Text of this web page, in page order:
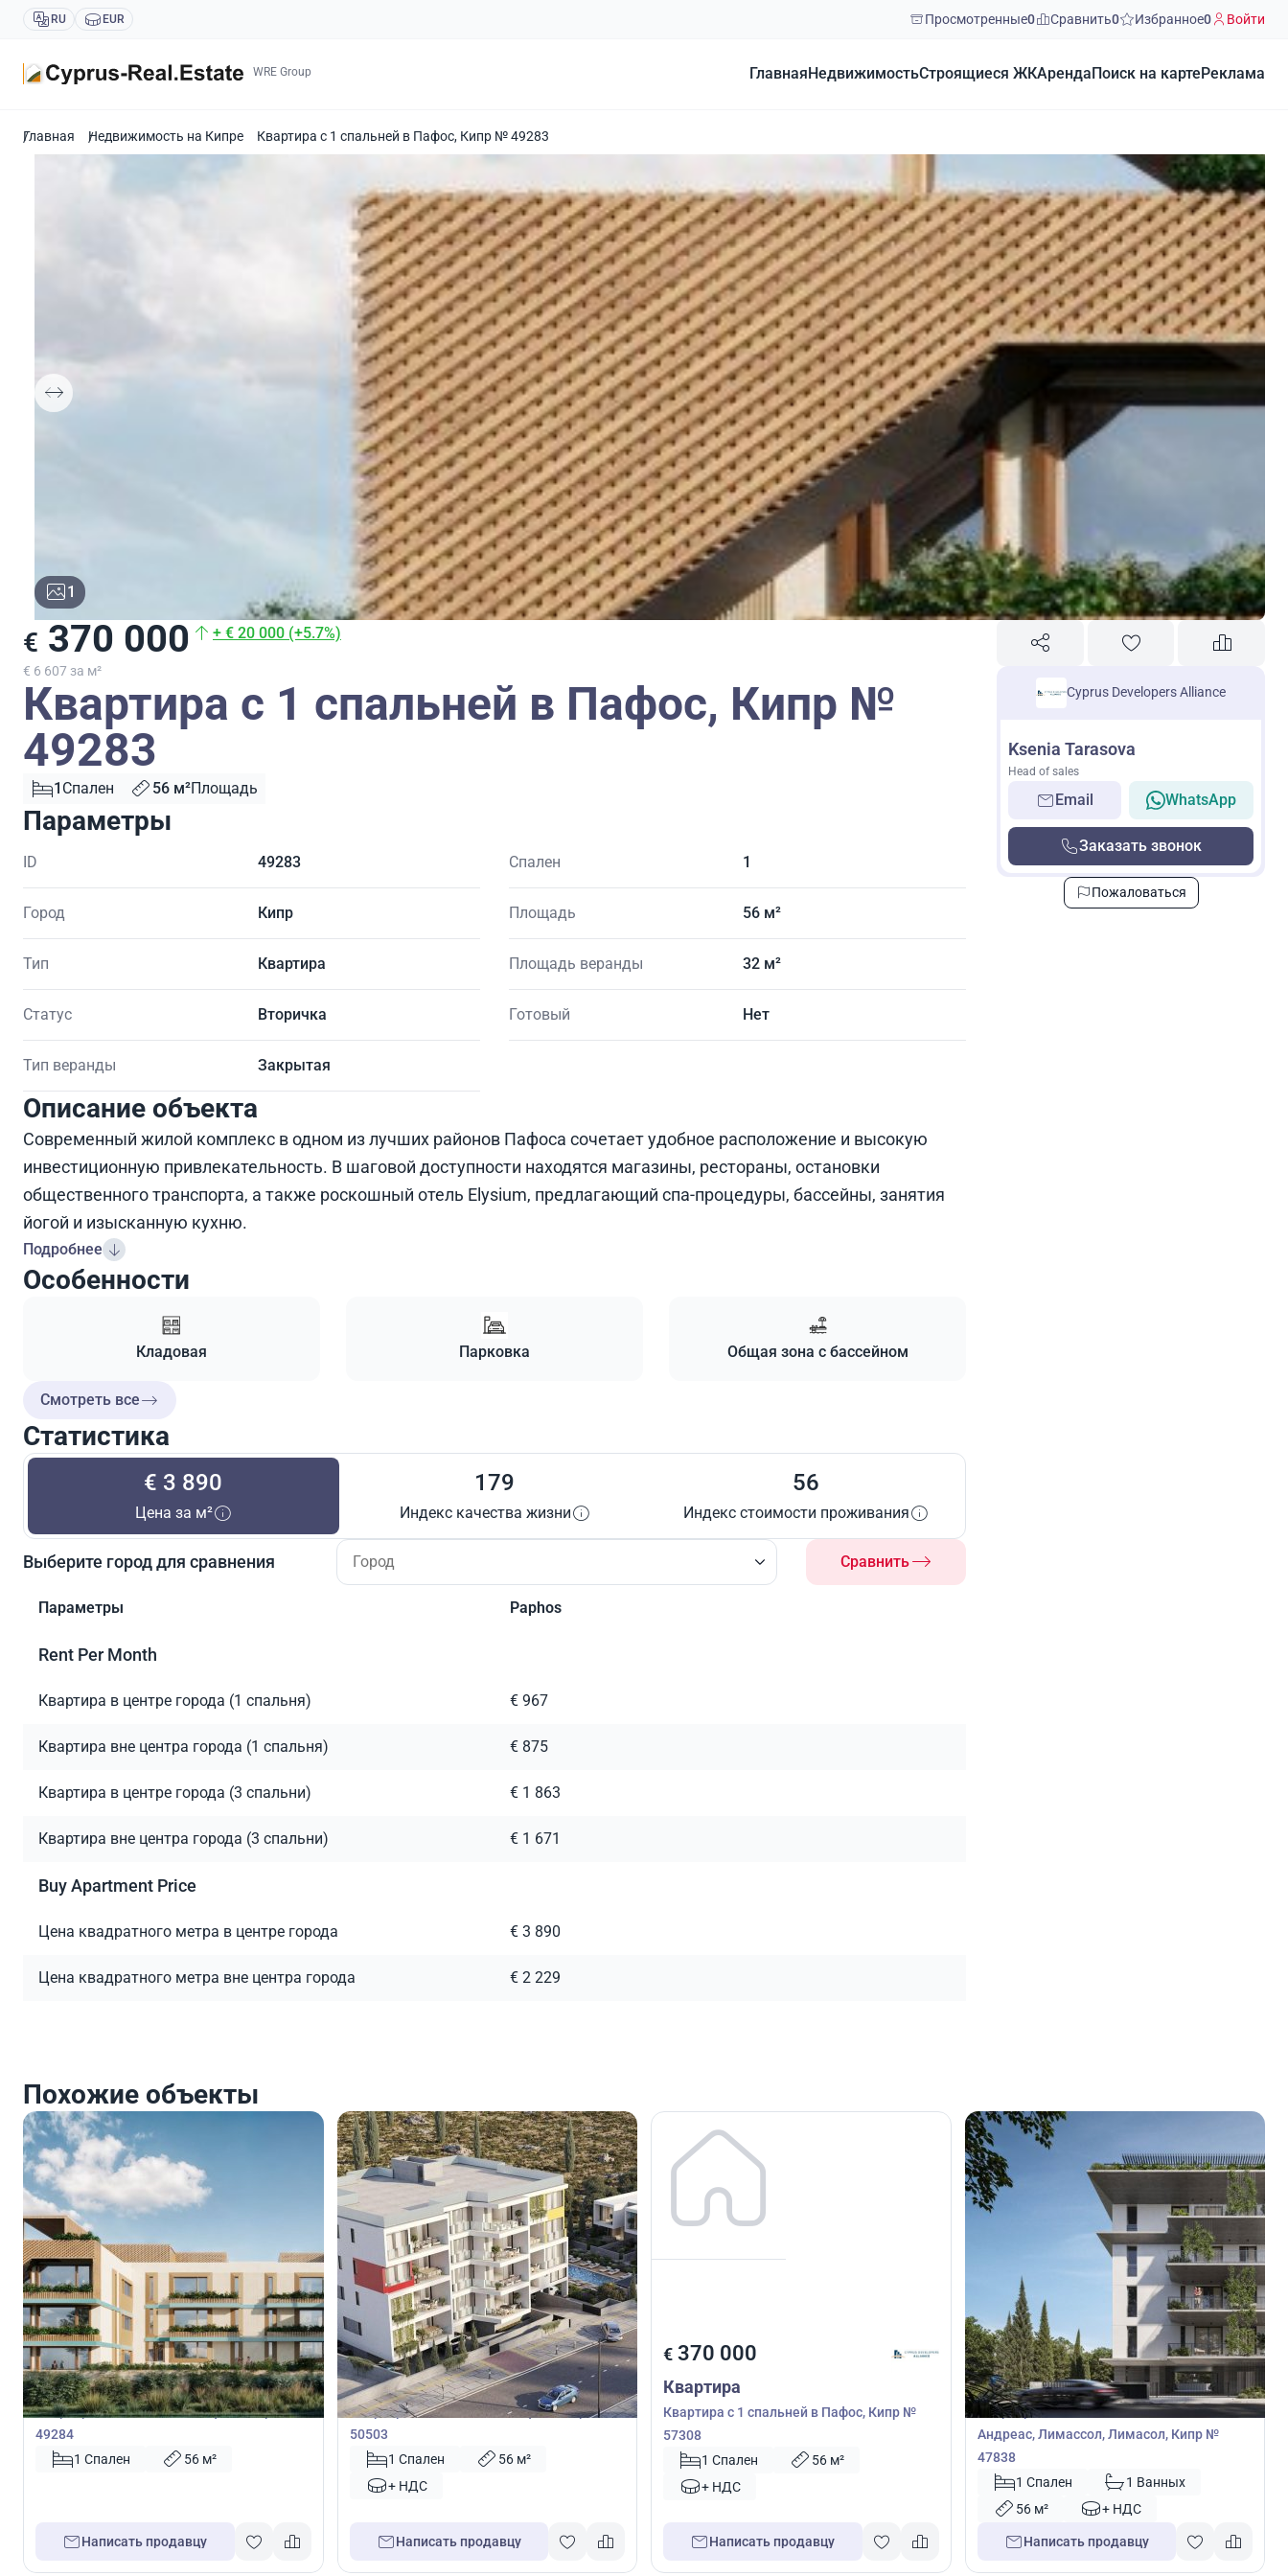
RU EUR Просмотренные0 Сравнить0 Избранное0 Войти
WRE Group Главная НедвижимостьСтроящиеся ЖКАренда Поиск на карте Реклама
Главная Недвижимость на Кипре Квартира с 1 спальней в Пафос, Кипр № 49283
1
€ 370 000 + € 20 000 (+5.7%)
€ 6 607 за м²
Квартира с 1 спальней в Пафос, Кипр №
49283
1 Спален 56 м²Площадь
Параметры
ID 49283
Город Кипр
Тип Квартира
Статус Вторичка
Тип веранды Закрытая
Спален 1
Площадь 56 м²
Площадь веранды 32 м²
Готовый Нет
Описание объекта
Современный жилой комплекс в одном из лучших районов Пафоса сочетает удобное расположение и высокую
инвестиционную привлекательность. В шаговой доступности находятся магазины, рестораны, остановки
общественного транспорта, а также роскошный отель Elysium, предлагающий спа-процедуры, бассейны, занятия
йогой и изысканную кухню.
Подробнее
Особенности
Кладовая Парковка Общая зона с бассейном
Смотреть все
Статистика
€ 3 890
Цена за м²
179
Индекс качества жизни
56
Индекс стоимости проживания
Выберите город для сравнения Сравнить
Параметры Paphos
Rent Per Month
Квартира в центре города (1 спальня) € 967
Квартира вне центра города (1 спальня) € 875
Квартира в центре города (3 спальни) € 1 863
Квартира вне центра города (3 спальни) € 1 671
Buy Apartment Price
Цена квадратного метра в центре города € 3 890
Цена квадратного метра вне центра города € 2 229
Cyprus Developers Alliance
Ksenia Tarasova
Head of sales
Email WhatsApp
Заказать звонок
Пожаловаться
Похожие объекты
€370 000
Квартира
Квартира с 1 спальней в Пафос, Кипр №
49284
1 Спален
56 м²
Написать продавцу
€370 000
Квартира
Квартира с 1 спальней в Пафос, Кипр №
50503
1 Спален
56 м²
+ НДС
Написать продавцу
€ 370 000
Квартира
Квартира с 1 спальней в Пафос, Кипр №
57308
1 Спален
56 м²
+ НДС
Написать продавцу
€372 000
Квартира
Квартира с 1 спальней в Апостолос
Андреас, Лимассол, Лимасол, Кипр №
47838
1 Спален
1 Ванных
56 м²
+ НДС
Написать продавцу